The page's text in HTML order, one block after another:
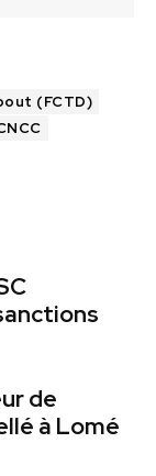
(FCTD)
de
à Lomé